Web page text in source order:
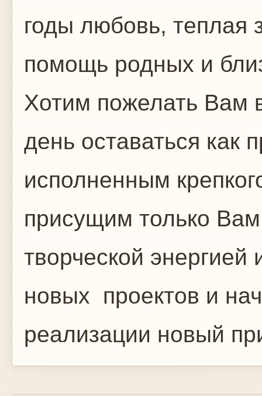
годы любовь, теплая
помощь родных и
Хотим пожелать Вам
день оставаться
исполненным
присущим только
творческой
новых проектов и
реализации новый